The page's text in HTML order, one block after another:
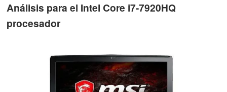
Análisis para el Intel Core i7-7920HQ
procesador